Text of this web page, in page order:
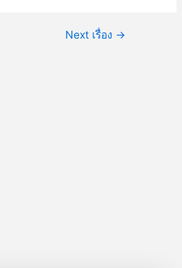
Next เรื่อง →